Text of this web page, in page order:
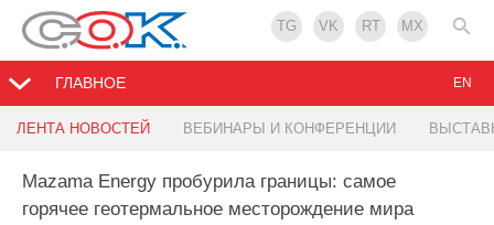
TG VK RT MX
ГЛАВНОЕ
ЛЕНТА НОВОСТЕЙ ВЕБИНАРЫ И КОНФЕРЕНЦИИ
EN
Mazama Energy пробурила границы: самое
горячее геотермальное месторождение мира
Кабмин разрешил переносить ввод ВИЭ-
1158 5
11:26 05 НОЯБРЯ 2025
«Умную» систему массовой зарядки
1168 1
14:25 01 НОЯБРЯ 2025